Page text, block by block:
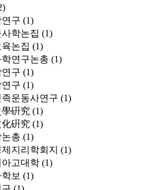
구 (1)
학논집 (1)
논집 (1)
연구논총 (1)
구 (1)
구 (1)
운동사연구 (1)
硏究 (1)
硏究 (1)
총 (1)
지리학회지 (1)
고대학 (1)
보 (1)